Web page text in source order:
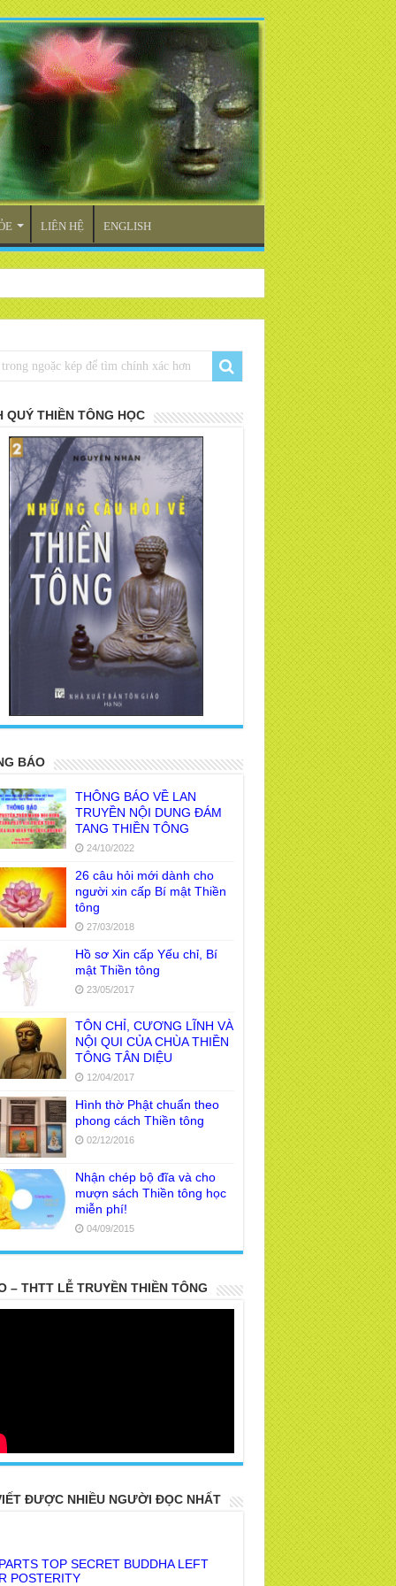
LIÊN HỆ ENGLISH
QUÝ THIỀN TÔNG HỌC
BÁO
THÔNG BÁO VỀ LAN
TRUYỀN NỘI DUNG ĐÁM
TANG THIỀN TÔNG
24/10/2022
26 câu hỏi mới dành cho
người xin cấp Bí mật Thiền
tông
27/03/2018
Hồ sơ Xin cấp Yếu chỉ, Bí
mật Thiền tông
23/05/2017
TÔN CHỈ, CƯƠNG LĨNH VÀ
NỘI QUI CỦA CHÙA THIỀN
TÔNG TÂN DIỆU
12/04/2017
Hình thờ Phật chuẩn theo
phong cách Thiền tông
02/12/2016
Nhận chép bộ đĩa và cho
mượn sách Thiền tông học
miễn phí!
04/09/2015
– THTT LỄ TRUYỀN THIỀN TÔNG
ĐƯỢC NHIỀU NGƯỜI ĐỌC NHẤT
POSTERITY